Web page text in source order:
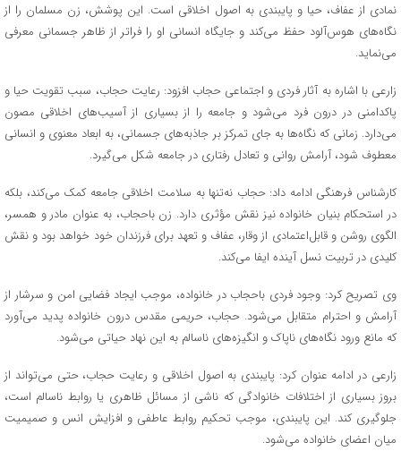
نمادی از عفاف، حیا و پایبندی به اصول اخلاقی است. این پوشش، زن مسلمان را از
نگاه‌های هوس‌آلود حفظ می‌کند و جایگاه انسانی او را فراتر از ظاهر جسمانی معرفی
می‌نماید.
زارعی با اشاره به آثار فردی و اجتماعی حجاب افزود: رعایت حجاب، سبب تقویت حیا و
پاکدامنی در درون فرد می‌شود و جامعه را از بسیاری از آسیب‌های اخلاقی مصون
می‌دارد. زمانی که نگاه‌ها به جای تمرکز بر جاذبه‌های جسمانی، به ابعاد معنوی و انسانی
معطوف شود، آرامش روانی و تعادل رفتاری در جامعه شکل می‌گیرد.
کارشناس فرهنگی ادامه داد: حجاب نه‌تنها به سلامت اخلاقی جامعه کمک می‌کند، بلکه
در استحکام بنیان خانواده نیز نقش مؤثری دارد. زن باحجاب، به عنوان مادر و همسر،
الگوی روشن و قابل‌اعتمادی از وقار، عفاف و تعهد برای فرزندان خود خواهد بود و نقش
کلیدی در تربیت نسل آینده ایفا می‌کند.
وی تصریح کرد: وجود فردی باحجاب در خانواده، موجب ایجاد فضایی امن و سرشار از
آرامش و احترام متقابل می‌شود. حجاب، حریمی مقدس درون خانواده پدید می‌آورد
که مانع ورود نگاه‌های ناپاک و انگیزه‌های ناسالم به این نهاد حیاتی می‌شود.
زارعی در ادامه عنوان کرد: پایبندی به اصول اخلاقی و رعایت حجاب، حتی می‌تواند از
بروز بسیاری از اختلافات خانوادگی که ناشی از مسائل ظاهری یا روابط ناسالم است،
جلوگیری کند. این پایبندی، موجب تحکیم روابط عاطفی و افزایش انس و صمیمیت
میان اعضای خانواده می‌شود.